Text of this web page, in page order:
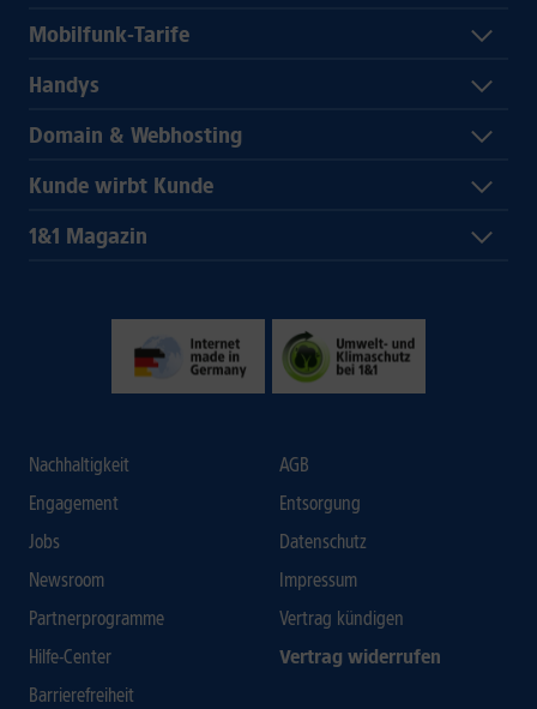
Mobilfunk-Tarife
Handys
Domain & Webhosting
Kunde wirbt Kunde
1&1 Magazin
Nachhaltigkeit
Engagement
Jobs
Newsroom
Partnerprogramme
Hilfe-Center
Barrierefreiheit
AGB
Entsorgung
Datenschutz
Impressum
Vertrag kündigen
Vertrag widerrufen